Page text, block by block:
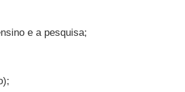
e a pesquisa;